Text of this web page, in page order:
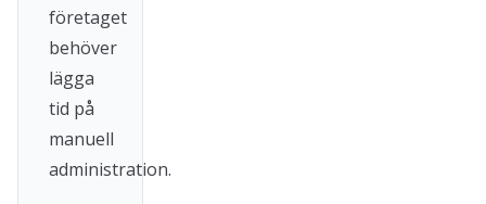
företaget
behöver
lägga
tid på
manuell
administration.